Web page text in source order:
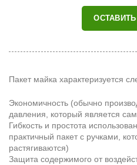
Пакет майка характеризуется
Экономичность (обычно
давления, который является
Гибкость и простота
практичный пакет с ручками,
растягиваются)
Защита содержимого от